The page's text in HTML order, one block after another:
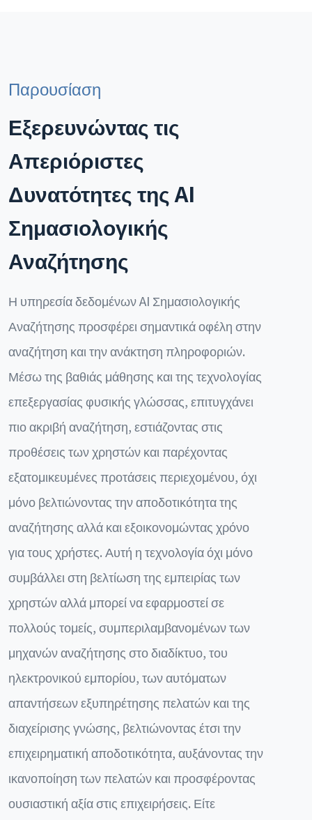
Παρουσίαση
Εξερευνώντας τις
Απεριόριστες
Δυνατότητες της AI
Σημασιολογικής
Αναζήτησης
Η υπηρεσία δεδομένων AI Σημασιολογικής
Αναζήτησης προσφέρει σημαντικά οφέλη στην
αναζήτηση και την ανάκτηση πληροφοριών.
Μέσω της βαθιάς μάθησης και της τεχνολογίας
επεξεργασίας φυσικής γλώσσας, επιτυγχάνει
πιο ακριβή αναζήτηση, εστιάζοντας στις
προθέσεις των χρηστών και παρέχοντας
εξατομικευμένες προτάσεις περιεχομένου, όχι
μόνο βελτιώνοντας την αποδοτικότητα της
αναζήτησης αλλά και εξοικονομώντας χρόνο
για τους χρήστες. Αυτή η τεχνολογία όχι μόνο
συμβάλλει στη βελτίωση της εμπειρίας των
χρηστών αλλά μπορεί να εφαρμοστεί σε
πολλούς τομείς, συμπεριλαμβανομένων των
μηχανών αναζήτησης στο διαδίκτυο, του
ηλεκτρονικού εμπορίου, των αυτόματων
απαντήσεων εξυπηρέτησης πελατών και της
διαχείρισης γνώσης, βελτιώνοντας έτσι την
επιχειρηματική αποδοτικότητα, αυξάνοντας την
ικανοποίηση των πελατών και προσφέροντας
ουσιαστική αξία στις επιχειρήσεις. Είτε